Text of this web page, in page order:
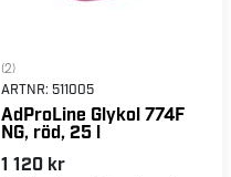
(2)
ARTNR: 511005
AdProLine Glykol 774F
NG, röd, 25 l
1 120 kr